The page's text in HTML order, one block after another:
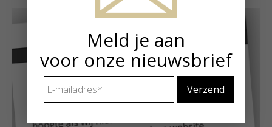
Meld je aan
voor onze nieuwsbrief
mailadres *